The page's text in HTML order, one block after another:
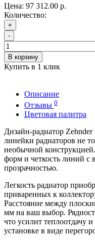
Цена: 97 312.00 р.
Количество:
+
-
В корзину
Купить в 1 клик
Описание
Отзывы 0
Цветовая палитра
Дизайн-радиатор Zehnder
линейки радиаторов не
необычной
форм и четкость линий с
прозрачностью.
Легкость радиатор
приваренных к
Расстояние между
мм на ваш выбор.
что усилит теплоотдачу
установке в виде